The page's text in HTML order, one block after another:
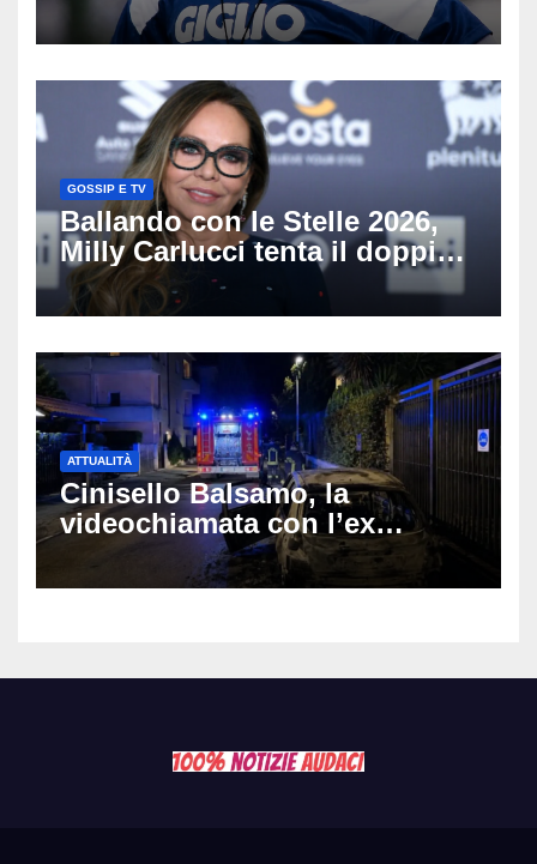
scritto pagine indimenticabili
del nostro calcio»
GOSSIP E TV
Ballando con le Stelle 2026,
Milly Carlucci tenta il doppio
colpo: tra i papabili Ornella
Muti e Monica Guerritore
ATTUALITÀ
Cinisello Balsamo, la
videochiamata con l’ex
fidanzata e il dramma: 35enne
lotta tra la vita e la morte